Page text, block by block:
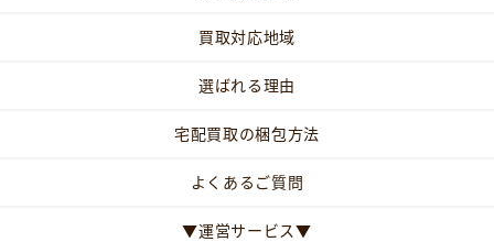
買取対応地域
選ばれる理由
宅配買取の梱包方法
よくあるご質問
▼運営サービス▼